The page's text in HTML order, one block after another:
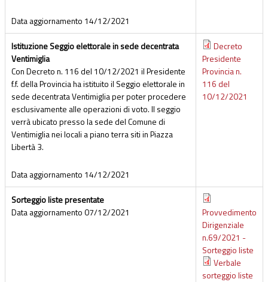
Data aggiornamento 14/12/2021
Istituzione Seggio elettorale in sede decentrata
Ventimiglia
Con Decreto n. 116 del 10/12/2021 il Presidente
f.f. della Provincia ha istituito il Seggio elettorale in
sede decentrata Ventimiglia per poter procedere
esclusivamente alle operazioni di voto. Il seggio
verrà ubicato presso la sede del Comune di
Ventimiglia nei locali a piano terra siti in Piazza
Libertà 3.
Data aggiornamento 14/12/2021
Decreto
Presidente
Provincia n.
116 del
10/12/2021
Sorteggio liste presentate
Data aggiornamento07/12/2021
Provvedimento
Dirigenziale
n.69/2021 -
Sorteggio liste
Verbale
sorteggio liste